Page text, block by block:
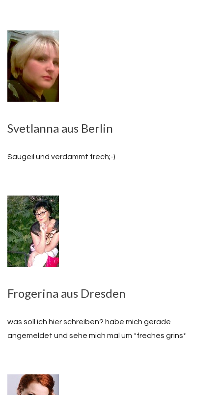
Svetlanna aus Berlin
Saugeil und verdammt frech;-)
Frogerina aus Dresden
was soll ich hier schreiben? habe mich gerade
angemeldet und sehe mich mal um *freches grins*